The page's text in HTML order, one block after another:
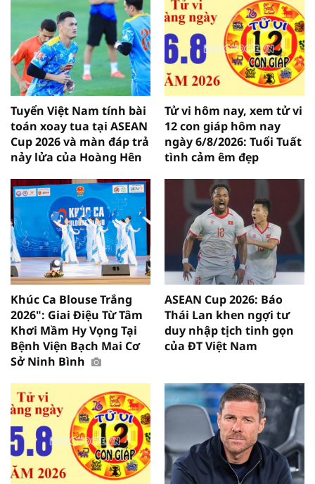
Tuyển Việt Nam tính bài
toán xoay tua tại ASEAN
Cup 2026 và màn đáp trả
nảy lửa của Hoàng Hên
Tử vi hôm nay, xem tử vi
12 con giáp hôm nay
ngày 6/8/2026: Tuổi Tuất
tình cảm êm đẹp
Khúc Ca Blouse Trắng
2026": Giai Điệu Từ Tâm
Khơi Mầm Hy Vọng Tại
Bệnh Viện Bạch Mai Cơ
Sở Ninh Bình
ASEAN Cup 2026: Báo
Thái Lan khen ngợi tư
duy nhập tịch tinh gọn
của ĐT Việt Nam